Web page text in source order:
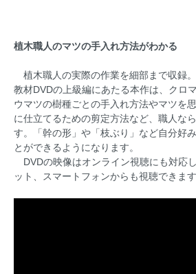
植木職人のマツの手入れ方法がわかる
植木職人の実際の作業を細部まで収録
教材DVDの上級編にあたる本作は、クロ
ウマツの樹種ごとの手入れ方法やマツを
に仕立てるための剪定方法など、職人な
す。「幹の形」や「枝ぶり」など自分好
とができるようになります。
DVDの映像はオンライン視聴にも対応
ット、スマートフォンからも視聴できます